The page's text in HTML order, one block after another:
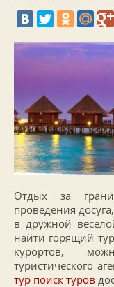
Отдых за
проведения
в дружной
найти горящий
курортов,
туристического
тур поиск туров